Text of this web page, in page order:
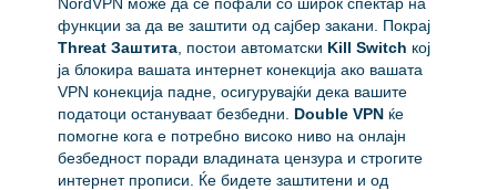
функции за да ве заштити од сајбер закани. Покрај
Threat Заштита , постои автоматски Kill Switch кој
ја блокира вашата интернет конекција ако вашата
VPN конекција падне, осигурувајќи дека вашите
податоци остануваат безбедни. Double VPN ќе
помогне кога е потребно високо ниво на онлајн
безбедност поради владината цензура и строгите
интернет прописи. Ќе бидете заштитени и од